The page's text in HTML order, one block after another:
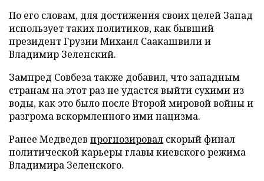
По его словам, для достижения своих целей Запад
использует таких политиков, как бывший
президент Грузии Михаил Саакашвили и
Владимир Зеленский.
Зампред Совбеза также добавил, что западным
странам на этот раз не удастся выйти сухими из
воды, как это было после Второй мировой войны и
разгрома вскормленного ими нацизма.
Ранее Медведев прогнозировал скорый финал
политической карьеры главы киевского режима
Владимира Зеленского.